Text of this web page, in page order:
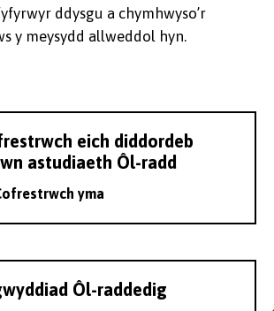
ddysgu a chymhwyso’r
y meysydd allweddol hyn.
eich diddordeb
astudiaeth Ôl-radd
yma
Ôl-raddedig